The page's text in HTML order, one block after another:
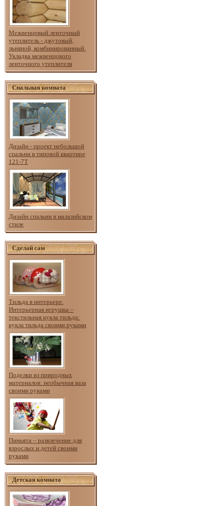
Межвенцовый ленточный
утеплитель - джутовый,
льняной, комбинированный.
Укладка межвенцового
ленточного утеплителя
Спальная комната
Дизайн - проект небольшой
спальни в типовой квартире
121-7Т
Дизайн спальни в малазийском
стиле
Сделай сам
Тильда в интерьере.
Интерьерная игрушка –
текстильная кукла тильда:
кукла тильда своими руками
Поделки из природных
материалов: необычная ваза
своими руками
Пиньята – развлечение для
взрослых и детей своими
руками
Детская комната